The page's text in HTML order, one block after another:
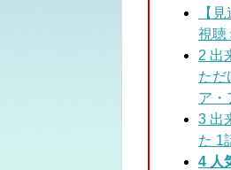
【
視聴
2 出
ただ
ア・
3 出
た 1
4 人